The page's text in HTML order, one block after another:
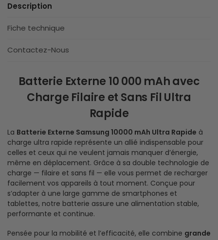
Description
Fiche technique
Contactez-Nous
Batterie Externe 10 000 mAh avec
Charge Filaire et Sans Fil Ultra
Rapide
La Batterie Externe Samsung 10000 mAh Ultra Rapide à
charge ultra rapide représente un allié indispensable pour
celles et ceux qui ne veulent jamais manquer d’énergie,
même en déplacement. Grâce à sa double technologie de
charge — filaire et sans fil — elle vous permet de recharger
facilement vos appareils à tout moment. Conçue pour
s’adapter à une large gamme de smartphones et
tablettes, notre batterie assure une alimentation stable,
performante et continue.
Pensée pour la mobilité et l’efficacité, elle combine grande